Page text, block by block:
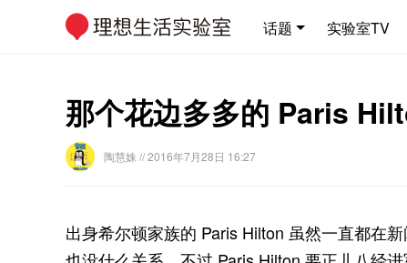
话题 实验室TV
那个花边多多的 Paris
陶慧姝 // 2016年7月28日 16:27
出身希尔顿家族的 Paris Hilton 虽然一直都在